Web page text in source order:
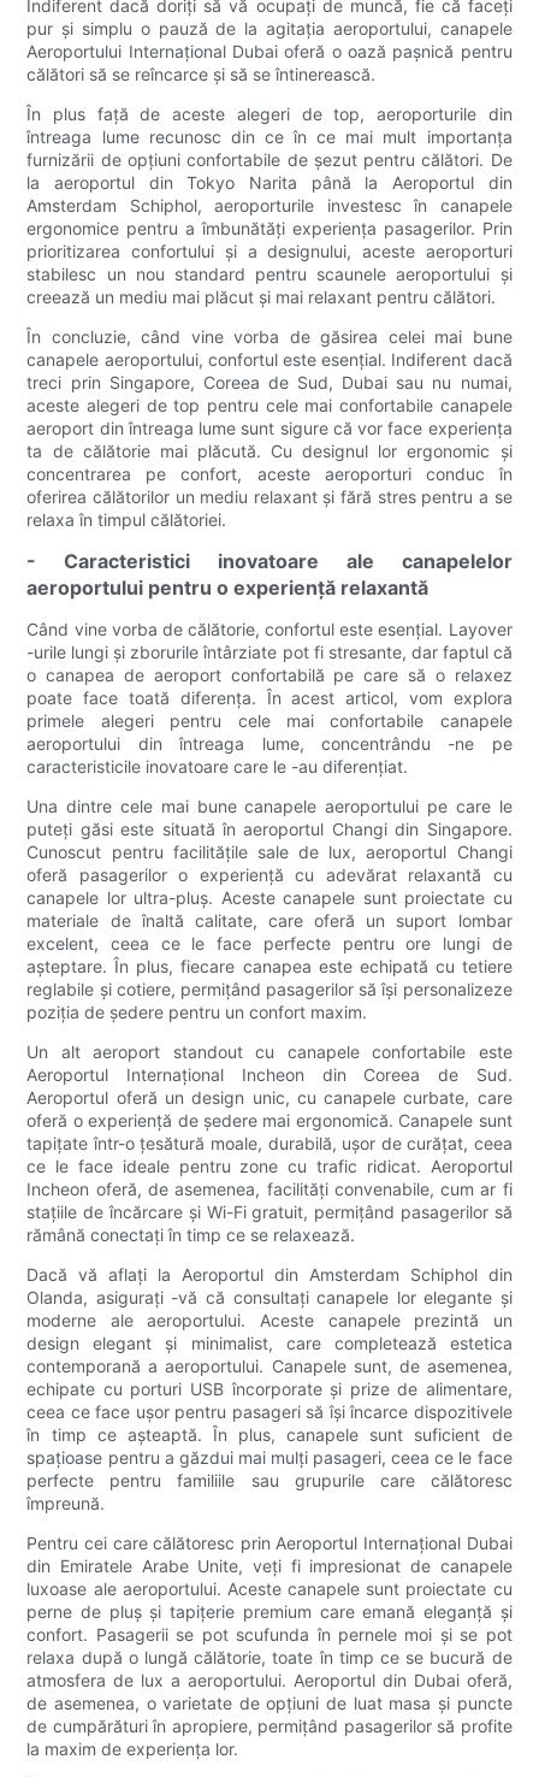
Indiferent dacă doriți să vă ocupați de muncă, fie că faceți
pur și simplu o pauză de la agitația aeroportului, canapele
Aeroportului Internațional Dubai oferă o oază pașnică pentru
călători să se reîncarce și să se întinerească.
În plus față de aceste alegeri de top, aeroporturile din
întreaga lume recunosc din ce în ce mai mult importanța
furnizării de opțiuni confortabile de șezut pentru călători. De
la aeroportul din Tokyo Narita până la Aeroportul din
Amsterdam Schiphol, aeroporturile investesc în canapele
ergonomice pentru a îmbunătăți experiența pasagerilor. Prin
prioritizarea confortului și a designului, aceste aeroporturi
stabilesc un nou standard pentru scaunele aeroportului și
creează un mediu mai plăcut și mai relaxant pentru călători.
În concluzie, când vine vorba de găsirea celei mai bune
canapele aeroportului, confortul este esențial. Indiferent dacă
treci prin Singapore, Coreea de Sud, Dubai sau nu numai,
aceste alegeri de top pentru cele mai confortabile canapele
aeroport din întreaga lume sunt sigure că vor face experiența
ta de călătorie mai plăcută. Cu designul lor ergonomic și
concentrarea pe confort, aceste aeroporturi conduc în
oferirea călătorilor un mediu relaxant și fără stres pentru a se
relaxa în timpul călătoriei.
- Caracteristici inovatoare ale canapelelor
aeroportului pentru o experiență relaxantă
Când vine vorba de călătorie, confortul este esențial. Layover
-urile lungi și zborurile întârziate pot fi stresante, dar faptul că
o canapea de aeroport confortabilă pe care să o relaxez
poate face toată diferența. În acest articol, vom explora
primele alegeri pentru cele mai confortabile canapele
aeroportului din întreaga lume, concentrându -ne pe
caracteristicile inovatoare care le -au diferențiat.
Una dintre cele mai bune canapele aeroportului pe care le
puteți găsi este situată în aeroportul Changi din Singapore.
Cunoscut pentru facilitățile sale de lux, aeroportul Changi
oferă pasagerilor o experiență cu adevărat relaxantă cu
canapele lor ultra-pluș. Aceste canapele sunt proiectate cu
materiale de înaltă calitate, care oferă un suport lombar
excelent, ceea ce le face perfecte pentru ore lungi de
așteptare. În plus, fiecare canapea este echipată cu tetiere
reglabile și cotiere, permițând pasagerilor să își personalizeze
poziția de ședere pentru un confort maxim.
Un alt aeroport standout cu canapele confortabile este
Aeroportul Internațional Incheon din Coreea de Sud.
Aeroportul oferă un design unic, cu canapele curbate, care
oferă o experiență de ședere mai ergonomică. Canapele sunt
tapițate într-o țesătură moale, durabilă, ușor de curățat, ceea
ce le face ideale pentru zone cu trafic ridicat. Aeroportul
Incheon oferă, de asemenea, facilități convenabile, cum ar fi
stațiile de încărcare și Wi-Fi gratuit, permițând pasagerilor să
rămână conectați în timp ce se relaxează.
Dacă vă aflați la Aeroportul din Amsterdam Schiphol din
Olanda, asigurați -vă că consultați canapele lor elegante și
moderne ale aeroportului. Aceste canapele prezintă un
design elegant și minimalist, care completează estetica
contemporană a aeroportului. Canapele sunt, de asemenea,
echipate cu porturi USB încorporate și prize de alimentare,
ceea ce face ușor pentru pasageri să își încarce dispozitivele
în timp ce așteaptă. În plus, canapele sunt suficient de
spațioase pentru a găzdui mai mulți pasageri, ceea ce le face
perfecte pentru familiile sau grupurile care călătoresc
împreună.
Pentru cei care călătoresc prin Aeroportul Internațional Dubai
din Emiratele Arabe Unite, veți fi impresionat de canapele
luxoase ale aeroportului. Aceste canapele sunt proiectate cu
perne de pluș și tapițerie premium care emană eleganță și
confort. Pasagerii se pot scufunda în pernele moi și se pot
relaxa după o lungă călătorie, toate în timp ce se bucură de
atmosfera de lux a aeroportului. Aeroportul din Dubai oferă,
de asemenea, o varietate de opțiuni de luat masa și puncte
de cumpărături în apropiere, permițând pasagerilor să profite
la maxim de experiența lor.